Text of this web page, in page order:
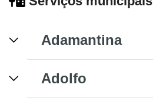
Adamantina
Adolfo